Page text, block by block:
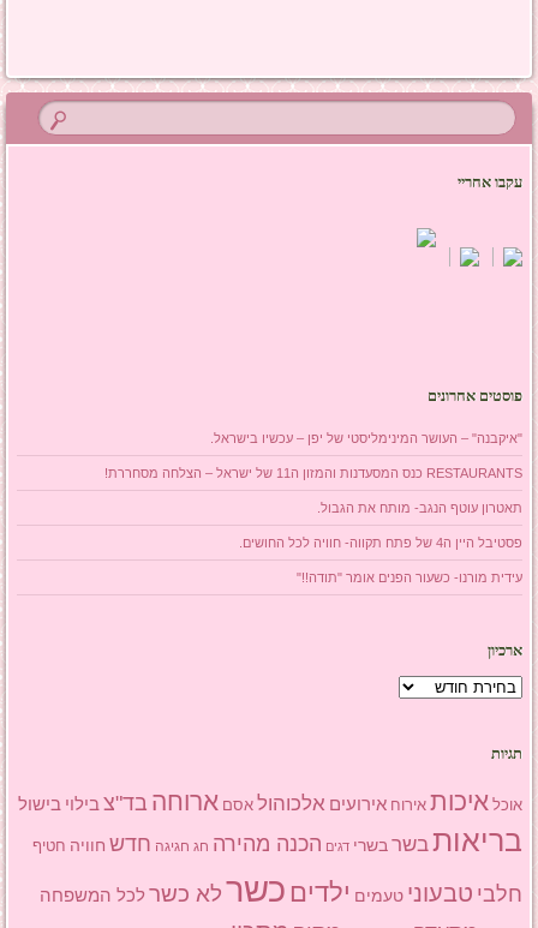
עקבו אחריי
פוסטים אחרונים
"איקבנה" – העושר המינימליסטי של יפן – עכשיו בישראל.
RESTAURANTS כנס המסעדנות והמזון ה11 של ישראל – הצלחה מסחררת!
תאטרון עוטף הנגב- מותח את הגבול.
פסטיבל היין ה4 של פתח תקווה- חוויה לכל החושים.
עידית מורנו- כשעור הפנים אומר "תודה!!"
ארכיון
ארכיון
תגיות
אוכל איכות אירוח אירועים אלכוהול אסם ארוחה בד"צ בילוי בישול
בריאותבשר בשרי דגים הכנה מהירה חג חגיגה חדש חוויה חטיף
חלבי טבעוני טעמים ילדים כשרלא כשר לכל המשפחה